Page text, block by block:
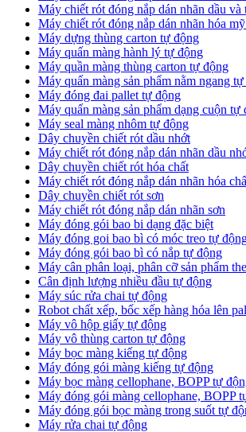
Máy chiết rót đóng nắp dán nhãn dầu và
Máy chiết rót đóng nắp dán nhãn hóa
Máy dựng thùng carton tự động
Máy quấn màng hành lý tự động
Máy quần màng thùng carton tự động
Máy quấn màng sản phẩm nằm ngang
Máy đóng đai pallet tự động
Máy quấn màng sản phẩm dạng cuộn tự
Máy seal màng nhôm tự động
Dây chuyền chiết rót dầu nhớt
Máy chiết rót đóng nắp dán nhãn dầu
Dây chuyền chiết rót hóa chất
Máy chiết rót đóng nắp dán nhãn hóa
Dây chuyền chiết rót sơn
Máy chiết rót đóng nắp dán nhãn sơn
Máy đóng gói bao bi dạng đặc biệt
Máy đóng goi bao bì có móc treo tự
Máy đóng gói bao bì có nắp tự động
Máy cân phân loại, phân cỡ sản phẩm
Cân định lượng nhiều đầu tự động
Máy súc rửa chai tự động
Robot chất xếp, bốc xếp hàng hóa lên
Máy vô hộp giấy tự động
Máy vô thùng carton tự động
Máy bọc màng kiếng tự động
Máy đóng gói màng kiếng tự động
Máy bọc màng cellophane, BOPP tự
Máy đóng gói màng cellophane, BOPP
Máy đóng gói bọc màng trong suốt tự
Máy rửa chai tự động